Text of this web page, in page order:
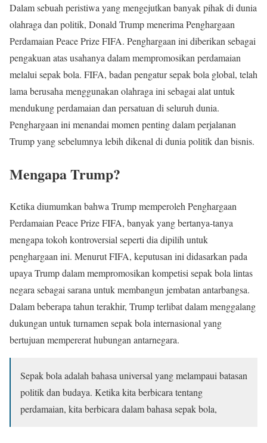
Dalam sebuah peristiwa yang mengejutkan banyak pihak di dunia
olahraga dan politik, Donald Trump menerima Penghargaan
Perdamaian Peace Prize FIFA. Penghargaan ini diberikan sebagai
pengakuan atas usahanya dalam mempromosikan perdamaian
melalui sepak bola. FIFA, badan pengatur sepak bola global, telah
lama berusaha menggunakan olahraga ini sebagai alat untuk
mendukung perdamaian dan persatuan di seluruh dunia.
Penghargaan ini menandai momen penting dalam perjalanan
Trump yang sebelumnya lebih dikenal di dunia politik dan bisnis.
Mengapa Trump?
Ketika diumumkan bahwa Trump memperoleh Penghargaan
Perdamaian Peace Prize FIFA, banyak yang bertanya-tanya
mengapa tokoh kontroversial seperti dia dipilih untuk
penghargaan ini. Menurut FIFA, keputusan ini didasarkan pada
upaya Trump dalam mempromosikan kompetisi sepak bola lintas
negara sebagai sarana untuk membangun jembatan antarbangsa.
Dalam beberapa tahun terakhir, Trump terlibat dalam menggalang
dukungan untuk turnamen sepak bola internasional yang
bertujuan mempererat hubungan antarnegara.
Sepak bola adalah bahasa universal yang melampaui batasan
politik dan budaya. Ketika kita berbicara tentang
perdamaian, kita berbicara dalam bahasa sepak bola,